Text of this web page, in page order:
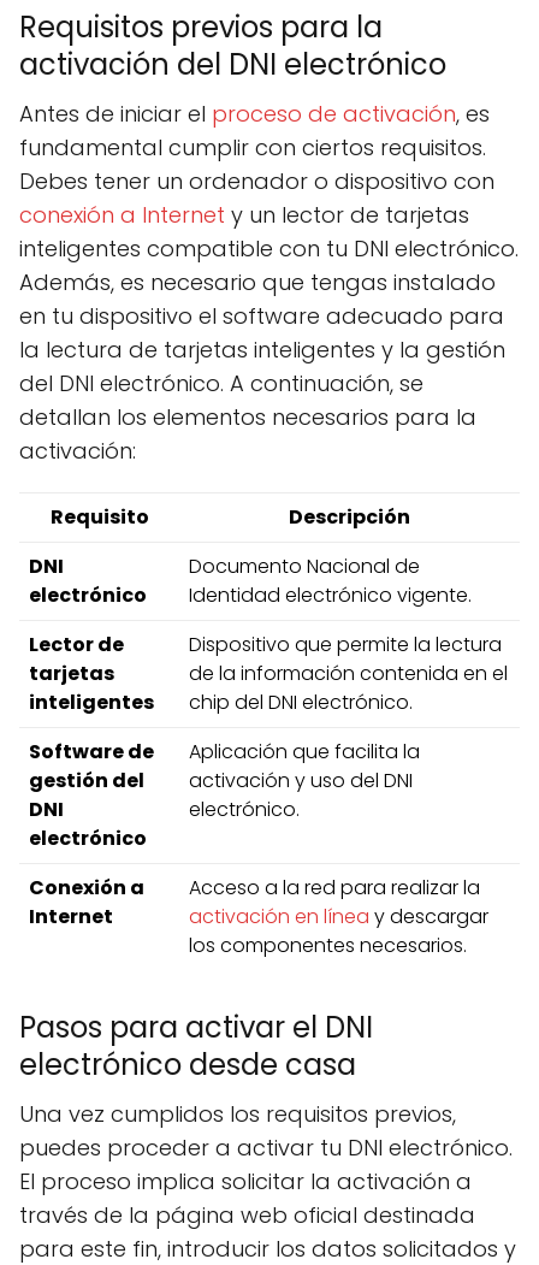
Requisitos previos para la
activación del DNI electrónico
Antes de iniciar el proceso de activación, es
fundamental cumplir con ciertos requisitos.
Debes tener un ordenador o dispositivo con
conexión a Internet y un lector de tarjetas
inteligentes compatible con tu DNI electrónico.
Además, es necesario que tengas instalado
en tu dispositivo el software adecuado para
la lectura de tarjetas inteligentes y la gestión
del DNI electrónico. A continuación, se
detallan los elementos necesarios para la
activación:
Requisito
Descripción
DNI
electrónico
Documento Nacional de
Identidad electrónico vigente.
Lector de
tarjetas
inteligentes
Dispositivo que permite la lectura
de la información contenida en el
chip del DNI electrónico.
Software de
gestión del
DNI
electrónico
Aplicación que facilita la
activación y uso del DNI
electrónico.
Conexión a
Internet
Acceso a la red para realizar la
activación en línea y descargar
los componentes necesarios.
Pasos para activar el DNI
electrónico desde casa
Una vez cumplidos los requisitos previos,
puedes proceder a activar tu DNI electrónico.
El proceso implica solicitar la activación a
través de la página web oficial destinada
para este fin, introducir los datos solicitados y